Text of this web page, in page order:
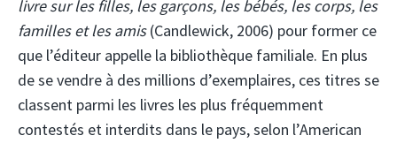
livre sur les filles, les garçons, les bébés, les corps, les
familles et les amis(Candlewick, 2006) pour former ce
que l’éditeur appelle la bibliothèque familiale. En plus
de se vendre à des millions d’exemplaires, ces titres se
classent parmi les livres les plus fréquemment
contestés et interdits dans le pays, selon l’American